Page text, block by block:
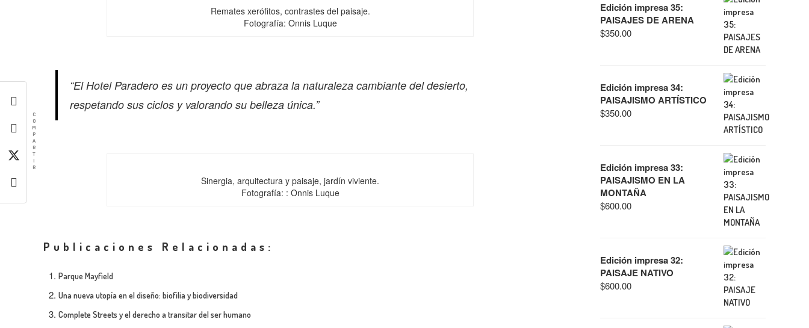
Remates xerófitos, contrastes del paisaje.
Fotografía: Onnis Luque
“El Hotel Paradero es un proyecto que abraza la naturaleza cambiante del desierto,
respetando sus ciclos y valorando su belleza única.”
Sinergia, arquitectura y paisaje, jardín viviente.
Fotografía: : Onnis Luque
Publicaciones Relacionadas:
Parque Mayfield
Una nueva utopía en el diseño: biofilia y biodiversidad
Complete Streets y el derecho a transitar del ser humano
Edición impresa 35:
PAISAJES DE ARENA
$350.00
Edición impresa 34:
PAISAJISMO ARTÍSTICO
$350.00
Edición impresa 33:
PAISAJISMO EN LA
MONTAÑA
$600.00
Edición impresa 32:
PAISAJE NATIVO
$600.00
C
O
M
P
A
R
T
I
R